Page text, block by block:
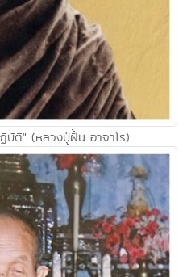
บัติ" (หลวงปู่ฝั้น อาจาโร)